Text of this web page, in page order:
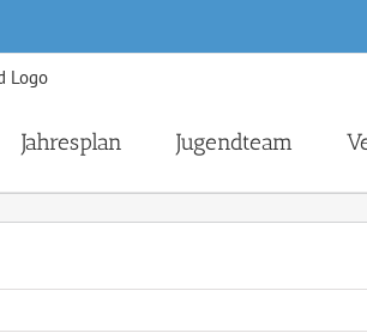
Jahresplan Jugendteam